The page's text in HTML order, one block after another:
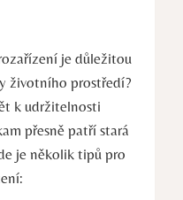
je důležitou
životního prostředí?
k udržitelnosti
přesně patří stará
je několik tipů pro